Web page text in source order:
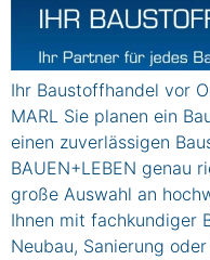
Ihr Baustoffhandel vor
MARL Sie planen ein
einen zuverlässigen
BAUEN+LEBEN genau
große Auswahl an
Ihnen mit fachkundiger
Neubau, Sanierung